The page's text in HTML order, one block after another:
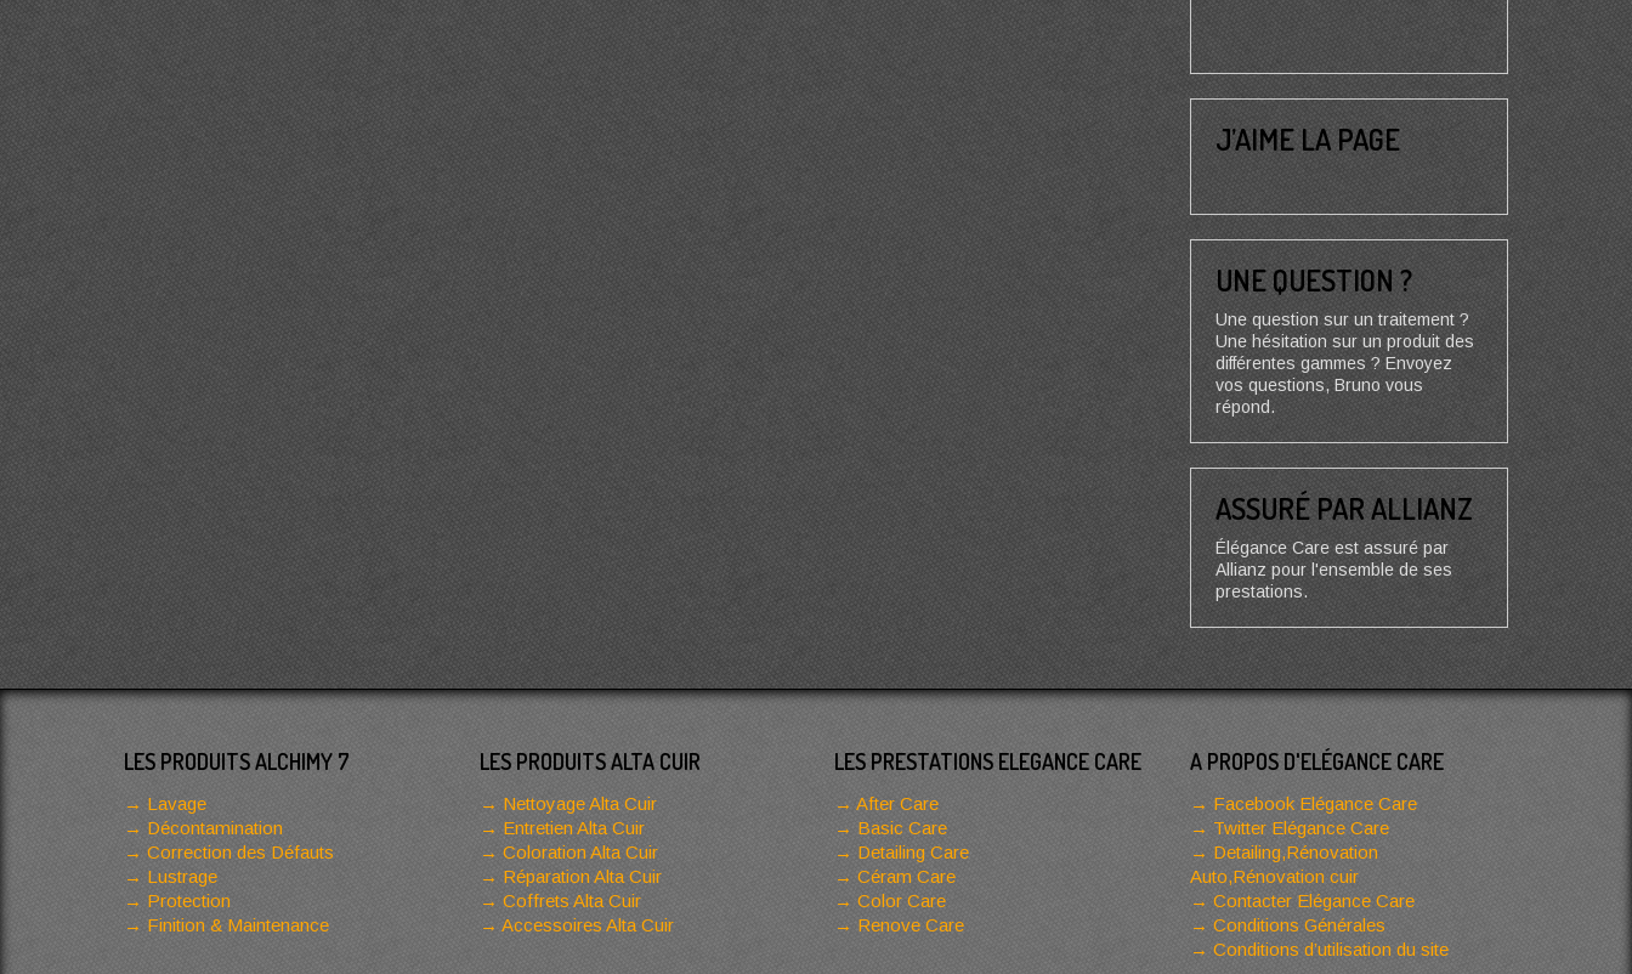
J’AIME LA PAGE
UNE QUESTION ?
Une question sur un traitement ?
Une hésitation sur un produit des
différentes gammes ? Envoyez
vos questions, Bruno vous
répond.
ASSURÉ PAR ALLIANZ
Élégance Care est assuré par
Allianz pour l'ensemble de ses
prestations.
LES PRODUITS ALCHIMY 7
Lavage
Décontamination
Correction des Défauts
Lustrage
Protection
Finition & Maintenance
LES PRODUITS ALTA CUIR
Nettoyage Alta Cuir
Entretien Alta Cuir
Coloration Alta Cuir
Réparation Alta Cuir
Coffrets Alta Cuir
Accessoires Alta Cuir
LES PRESTATIONS ELEGANCE CARE
After Care
Basic Care
Detailing Care
Céram Care
Color Care
Renove Care
A PROPOS D'ELÉGANCE CARE
Facebook Elégance Care
Twitter Elégance Care
Detailing,Rénovation
Auto,Rénovation cuir
Contacter Elégance Care
Conditions Générales
Conditions d’utilisation du site